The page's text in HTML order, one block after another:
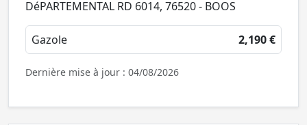
DéPARTEMENTAL RD 6014, 76520 - BOOS
Gazole 2,190 €
Dernière mise à jour : 04/08/2026